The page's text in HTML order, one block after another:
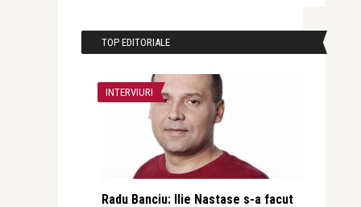
TOP EDITORIALE
INTERVIURI
Radu Banciu: Ilie Nastase s-a facut